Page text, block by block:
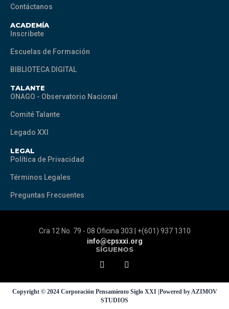
Contáctanos
ACADEMÍA
Inscribete
Escuelas de Formación
BIBLIOTECA DIGITAL
TALANTE
ONAGO - Observatorio Nacional
Comité Talante
Legado XXI
LEGAL
Política de Privacidad
Términos Legales
Preguntas Frecuentes
Cra 12 No. 79 - 08 Oficina 303 | +(601) 937 1310
info@cpsxxi.org
SÍGUENOS
Copyright © 2024 Corporación Pensamiento Siglo XXI |Powered by AZIMOV
STUDIOS